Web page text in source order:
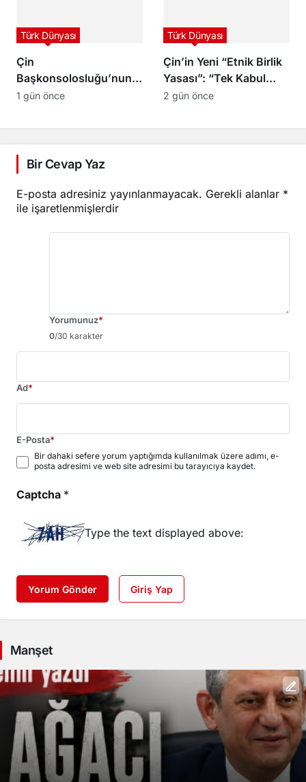
Çin
Başkonsolosluğu’nun
İstanbul’daki
Türk Dünyası
1 gün önce
Çin’in Yeni “Etnik Birlik
Yasası”: “Tek Kabul
Edilebilir Çin Kimliği
Türk Dünyası
2 gün önce
Bir Cevap Yaz
E-posta adresiniz yayınlanmayacak. Gerekli alanlar *
ile işaretlenmişlerdir
Yorumunuz*
0/30 karakter
Ad*
E-Posta*
Bir dahaki sefere yorum yaptığımda kullanılmak üzere adımı, e-
posta adresimi ve web site adresimi bu tarayıcıya kaydet.
Captcha *
Type the text displayed above:
Yorum Gönder Giriş Yap
Manşet